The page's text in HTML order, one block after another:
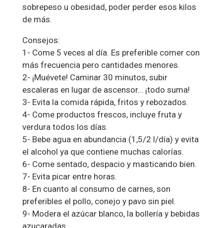
sobrepeso u obesidad, poder perder esos kilos
de más.
Consejos:
1- Come 5 veces al día. Es preferible comer con
más frecuencia pero cantidades menores.
2- ¡Muévete! Caminar 30 minutos, subir
escaleras en lugar de ascensor… ¡todo suma!
3- Evita la comida rápida, fritos y rebozados.
4- Come productos frescos, incluye fruta y
verdura todos los días.
5- Bebe agua en abundancia (1,5/2 l/día) y evita
el alcohol ya que contiene muchas calorías.
6- Come sentado, despacio y masticando bien.
7- Evita picar entre horas.
8- En cuanto al consumo de carnes, son
preferibles el pollo, conejo y pavo sin piel.
9- Modera el azúcar blanco, la bollería y bebidas
azucaradas.